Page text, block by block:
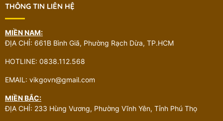
THÔNG TIN LIÊN HỆ
MIỀN NAM:
ĐỊA CHỈ: 661B Bình Giã, Phường Rạch Dừa, TP.HCM
HOTLINE: 0838.112.568
EMAIL: vikgovn@gmail.com
MIỀN BẮC:
ĐỊA CHỈ: 233 Hùng Vương, Phường Vĩnh Yên, Tỉnh Phú Thọ